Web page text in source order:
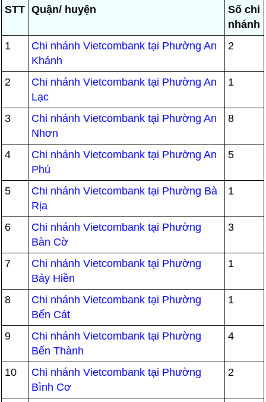
STT Quận/ huyện
Số chi
nhánh
1
Chi nhánh Vietcombank tại Phường An
Khánh
2
2
Chi nhánh Vietcombank tại Phường An
Lạc
1
3
Chi nhánh Vietcombank tại Phường An
Nhơn
8
4
Chi nhánh Vietcombank tại Phường An
Phú
5
5
Chi nhánh Vietcombank tại Phường Bà
Rịa
1
6
Chi nhánh Vietcombank tại Phường
Bàn Cờ
3
7
Chi nhánh Vietcombank tại Phường
Bảy Hiền
1
8
Chi nhánh Vietcombank tại Phường
Bến Cát
1
9
Chi nhánh Vietcombank tại Phường
Bến Thành
4
10
Chi nhánh Vietcombank tại Phường
Bình Cơ
2